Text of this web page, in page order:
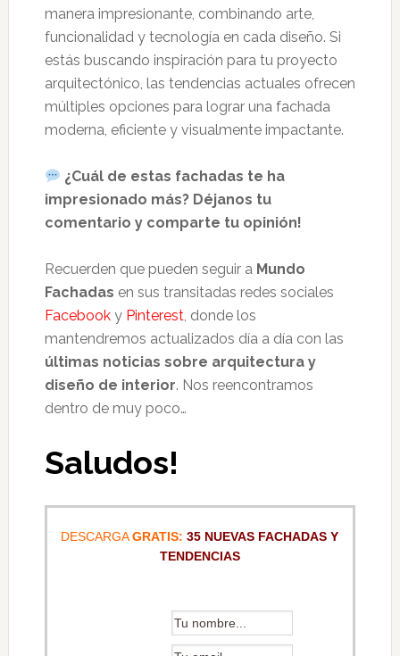
manera impresionante, combinando arte,
funcionalidad y tecnología en cada diseño. Si
estás buscando inspiración para tu proyecto
arquitectónico, las tendencias actuales ofrecen
múltiples opciones para lograr una fachada
moderna, eficiente y visualmente impactante.
¿Cuál de estas fachadas te ha
impresionado más? Déjanos tu
comentario y comparte tu opinión!
Recuerden que pueden seguir a Mundo
Fachadas en sus transitadas redes sociales
Facebooky Pinterest, donde los
mantendremos actualizados día a día con las
últimas noticias sobre arquitectura y
diseño de interior. Nos reencontramos
dentro de muy poco…
Saludos!
DESCARGAGRATIS: 35 NUEVAS FACHADAS Y
TENDENCIAS